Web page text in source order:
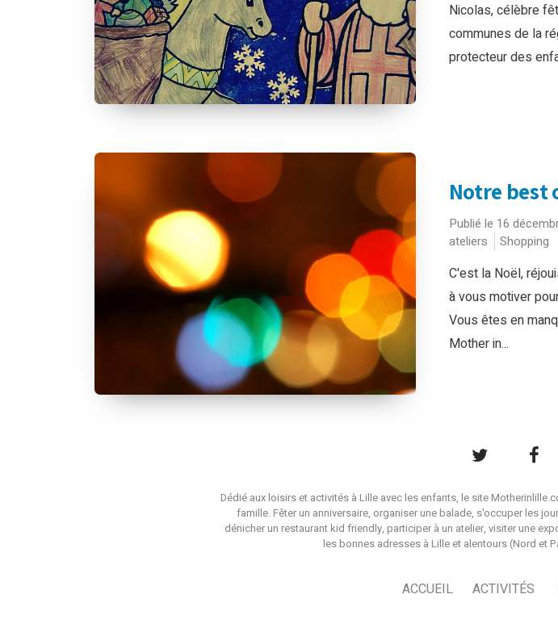
Nicolas, célèbre
communes de la
protecteur des
Notre best
Publié le 16
ateliers
Shopping
C'est la Noël,
à vous motiver
Vous êtes en
Mother in...
Dédié aux loisirs et activités à Lille avec les enfants, le site
famille. Fêter un anniversaire, organiser une balade, s'occuper les
dénicher un restaurant kid friendly, participer à un atelier, visiter une
les bonnes adresses à Lille et alentours (Nord et
ACCUEIL ACTIVITÉS